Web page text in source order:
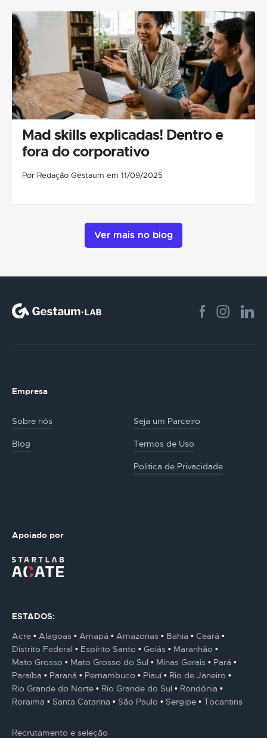
Mad skills explicadas! Dentro e
fora do corporativo
Por Redação Gestaum em 11/09/2025
Ver mais no blog
Empresa
Sobre nós Seja um Parceiro
Blog Termos de Uso
Politica de Privacidade
Apoiado por
ESTADOS:
Acre
Alagoas Amapá Amazonas Bahia
Ceará
Distrito Federal
Espírito Santo Goiás
Maranhão
Mato Grosso
Mato Grosso do Sul Minas Gerais
Pará
Paraíba
Paraná Pernambuco Piauí
Rio de Janeiro
Rio Grande do Norte
Rio Grande do Sul
Rondônia
Roraima
Santa Catarina São Paulo Sergipe Tocantins
Recrutamento e seleção